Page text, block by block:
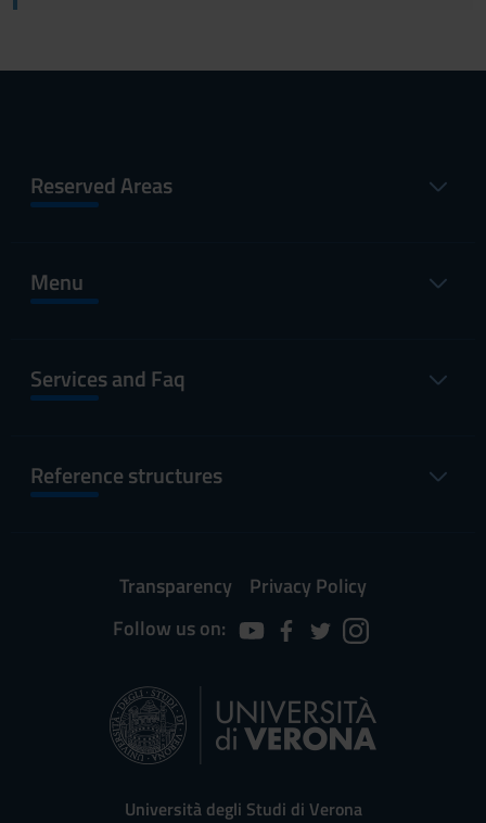
Reserved Areas
Menu
Services and Faq
Reference structures
Transparency
Privacy Policy
Follow us on:
Università degli Studi di Verona